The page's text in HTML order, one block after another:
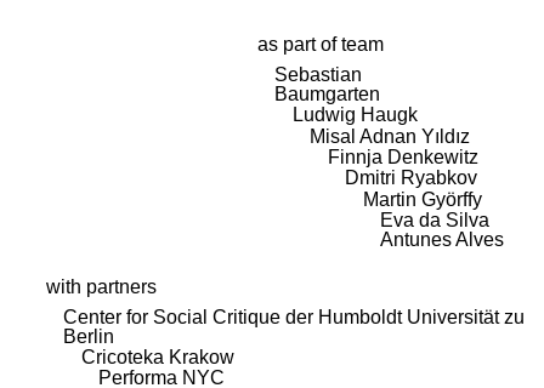
as part of team
Sebastian
Baumgarten
Ludwig Haugk
Misal Adnan Yıldız
Finnja Denkewitz
Dmitri Ryabkov
Martin Györffy
Eva da Silva
Antunes Alves
with partners
Center for Social Critique der Humboldt Universität zu
Berlin
Cricoteka Krakow
Performa NYC